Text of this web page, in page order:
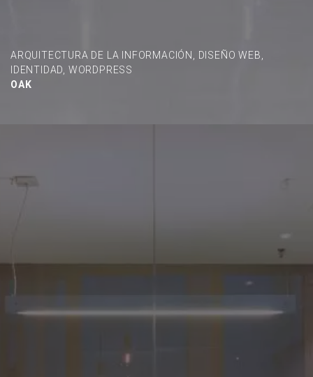
ARQUITECTURA DE LA INFORMACIÓN DISEÑO WEB
IDENTIDAD WORDPRESS
OAK